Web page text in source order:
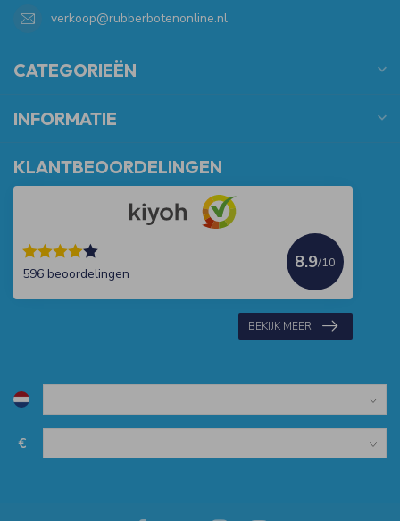
verkoop@rubberbotenonline.nl
CATEGORIEËN
INFORMATIE
KLANTBEOORDELINGEN
596 beoordelingen
8.9/10
BEKIJK MEER
€